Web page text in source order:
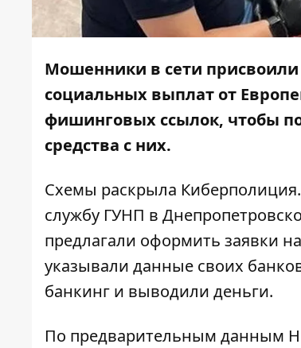
Мошенники в сети
социальных выплат от
фишинговых ссылок, чтобы
средства с них.
Схемы раскрыла
службу ГУНП в
предлагали оформить заявки
указывали данные своих
банкинг и выводили деньги.
По предварительным данным